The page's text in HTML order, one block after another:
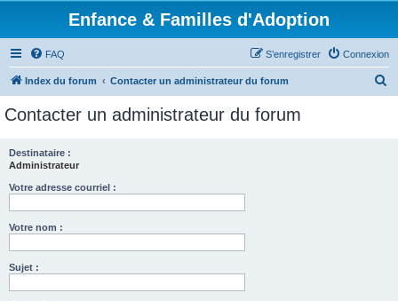
Enfance & Familles d'Adoption
FAQ Connexion
S’enregistrer
Index du forum Contacter un administrateur du forum
Contacter un administrateur du forum
Destinataire :
Administrateur
Votre adresse courriel :
Votre nom :
Sujet :